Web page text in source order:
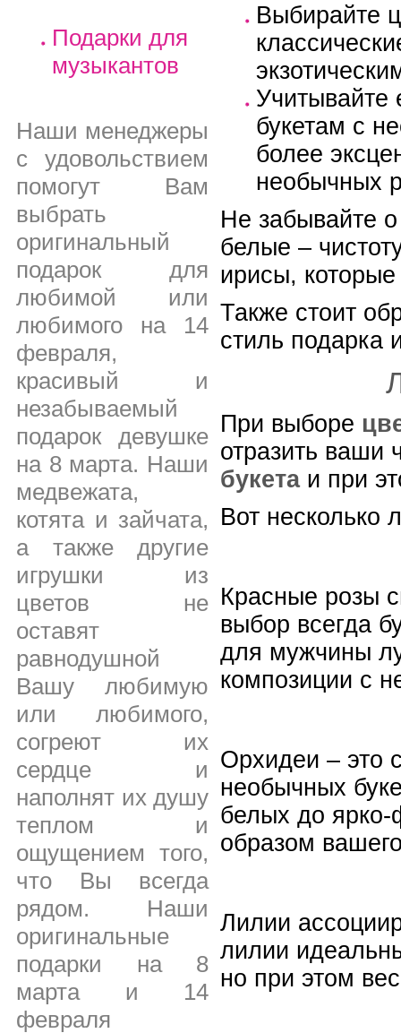
Подарки для
музыкантов
Наши менеджеры
с удовольствием
помогут Вам
выбрать
оригинальный
подарок для
любимой или
любимого на 14
февраля,
красивый и
незабываемый
подарок девушке
на 8 марта. Наши
медвежата,
котята и зайчата,
а также другие
игрушки из
цветов не
оставят
равнодушной
Вашу любимую
или любимого,
согреют их
сердце и
наполнят их душу
теплом и
ощущением того,
что Вы всегда
рядом. Наши
оригинальные
подарки на 8
марта и 14
февраля
Выбирайте
Учитывайте
букетам с
более
необычных
Не забывайте
белые –
ирисы,
Также стоит
стиль подарка
При выборе
отразить ваши
букетаи при
Вот несколько
Красные розы
выбор всегда
для мужчины
композиции с
Орхидеи – это
необычных
белых до ярко-
образом
Лилии
лилии
но при этом